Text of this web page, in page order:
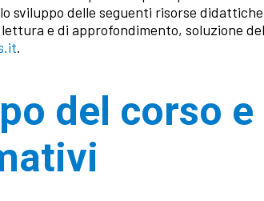
sviluppo delle seguenti risorse
e di approfondimento, soluzione
.
del corso